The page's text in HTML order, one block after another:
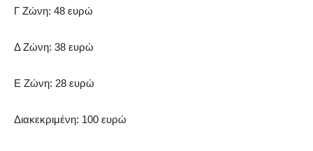
Γ Ζώνη: 48 ευρώ
Δ Ζώνη: 38 ευρώ
Ε Ζώνη: 28 ευρώ
Διακεκριμένη: 100 ευρώ